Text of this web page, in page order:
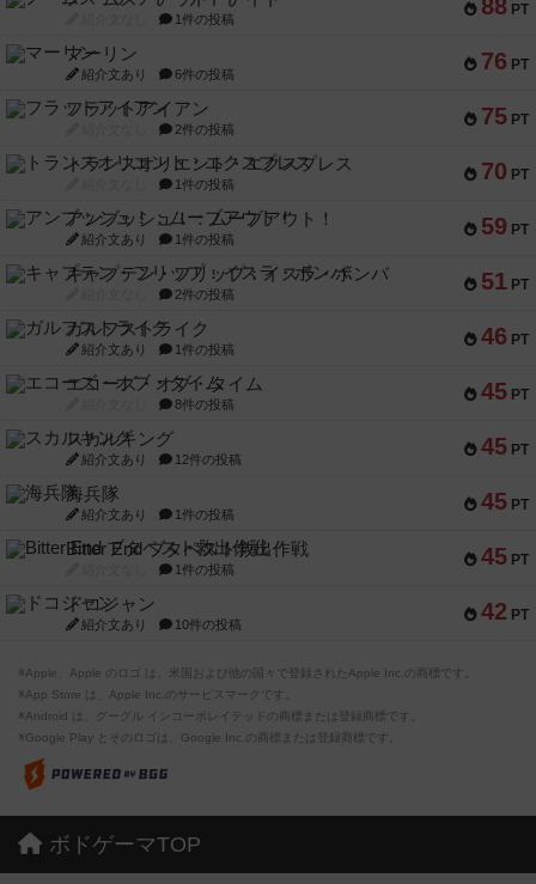
88 PT
1件の投稿
76 PT
マーリン
紹介文あり 6件の投稿
75 PT
フラットアイアン
2件の投稿
70 PT
トランスオリエント・エクスプレス
1件の投稿
59 PT
アンブッシュ！：ムーブアウト！
紹介文あり 1件の投稿
51 PT
キャプテン・フリップ：イスラ・ボンバ
2件の投稿
46 PT
ガルフストライク
紹介文あり 1件の投稿
45 PT
エコーズ・オブ・タイム
8件の投稿
45 PT
スカルキング
紹介文あり 12件の投稿
45 PT
海兵隊
紹介文あり 1件の投稿
45 PT
Bitter End ブタペスト救出作戦
1件の投稿
42 PT
ドコジャン
紹介文あり 10件の投稿
※Apple、Apple のロゴ は、米国および他の国々で登録されたApple Inc.の商標です。
※App Store は、Apple Inc.のサービスマークです。
※Android は、グーグル インコーポレイテッドの商標または登録商標です。
※Google Play とそのロゴは、Google Inc.の商標または登録商標です。
ボドゲーマTOP